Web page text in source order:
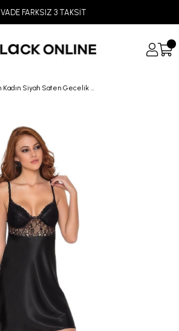
VADE FARKSIZ 3 TAKSİT
Pierre Cardin Kadın Siyah Saten Gecelik 665